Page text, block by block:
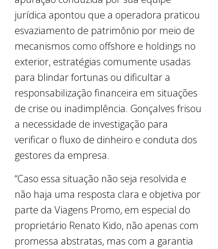
jurídica apontou que a operadora praticou
esvaziamento de patrimônio por meio de
mecanismos como offshore e holdings no
exterior, estratégias comumente usadas
para blindar fortunas ou dificultar a
responsabilização financeira em situações
de crise ou inadimplência. Gonçalves frisou
a necessidade de investigação para
verificar o fluxo de dinheiro e conduta dos
gestores da empresa.
“Caso essa situação não seja resolvida e
não haja uma resposta clara e objetiva por
parte da Viagens Promo, em especial do
proprietário Renato Kido, não apenas com
promessa abstratas, mas com a garantia